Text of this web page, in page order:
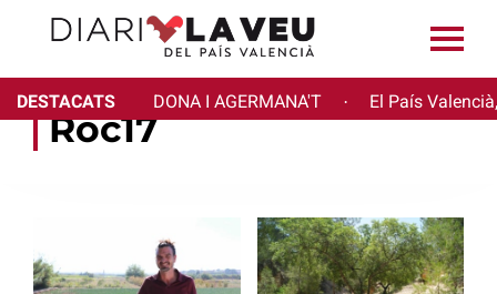
DESTACATS DONA I AGERMANA'T · El País
Roc17